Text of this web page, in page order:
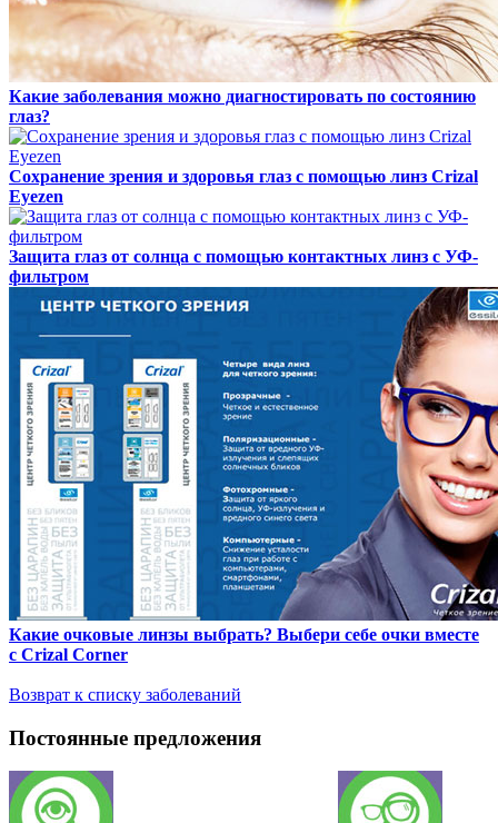
Какие заболевания можно диагностировать по состоянию
глаз?
Сохранение зрения и здоровья глаз с помощью линз Crizal
Eyezen
Защита глаз от солнца с помощью контактных линз с УФ-
фильтром
Какие очковые линзы выбрать? Выбери себе очки вместе
с Crizal Corner
Возврат к списку заболеваний
Постоянные предложения